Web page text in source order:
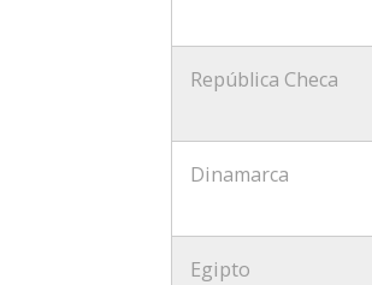
República Checa
Dinamarca
Egipto